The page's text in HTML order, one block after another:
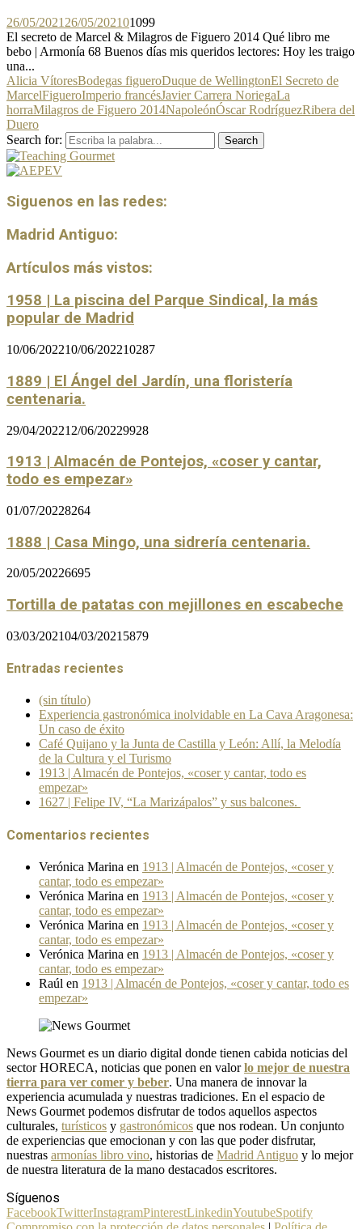
26/05/2021 26/05/202101099
El secreto de Marcel & Milagros de Figuero 2014 Qué libro me
bebo | Armonía 68 Buenos días mis queridos lectores: Hoy les traigo
una...
Alicia VítoresBodegas figueroDuque de WellingtonEl Secreto de
MarcelFigueroImperio francésJavier Carrera NoriegaLa
horraMilagros de Figuero 2014NapoleónÓscar RodríguezRibera del
Duero
Search for:
Search
Siguenos en las redes:
Madrid Antiguo:
Artículos más vistos:
1958 | La piscina del Parque Sindical, la más
popular de Madrid
10/06/202210/06/202210287
1889 | El Ángel del Jardín, una floristería
centenaria.
29/04/202212/06/20229928
1913 | Almacén de Pontejos, «coser y cantar,
todo es empezar»
01/07/20228264
1888 | Casa Mingo, una sidrería centenaria.
20/05/20226695
Tortilla de patatas con mejillones en escabeche
03/03/202104/03/2021 5879
Entradas recientes
(sin título)
Experiencia gastronómica inolvidable en La Cava Aragonesa:
Un caso de éxito
Café Quijano y la Junta de Castilla y León: Allí, la Melodía
de la Cultura y el Turismo
1913 | Almacén de Pontejos, «coser y cantar, todo es
empezar»
1627 | Felipe IV, “La Marizápalos” y sus balcones.
Comentarios recientes
Verónica Marina en 1913 | Almacén de Pontejos, «coser y
cantar, todo es empezar»
Verónica Marina en 1913 | Almacén de Pontejos, «coser y
cantar, todo es empezar»
Verónica Marina en 1913 | Almacén de Pontejos, «coser y
cantar, todo es empezar»
Verónica Marina en 1913 | Almacén de Pontejos, «coser y
cantar, todo es empezar»
Raúl en 1913 | Almacén de Pontejos, «coser y cantar, todo es
empezar»
News Gourmet es un diario digital donde tienen cabida noticias del
sector HORECA, noticias que ponen en valorlo mejor de nuestra
tierra para ver comer y beber. Una manera de innovar la
experiencia acumulada y nuestras tradiciones. En el espacio de
News Gourmet podemos disfrutar de todos aquellos aspectos
culturales, turísticos y gastronómicos que nos rodean. Un conjunto
de experiencias que emocionan y con las que poder disfrutar,
nuestras armonías libro vino, historias de Madrid Antiguo y lo mejor
de nuestra literatura de la mano destacados escritores.
Síguenos
FacebookTwitterInstagramPinterestLinkedinYoutubeSpotify